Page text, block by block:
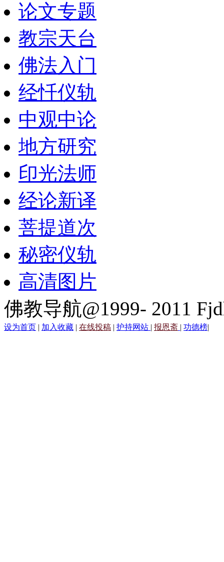
论文专题
教宗天台
佛法入门
经忏仪轨
中观中论
地方研究
印光法师
经论新译
菩提道次
秘密仪轨
高清图片
佛教导航@1999- 2011
设为首页 | 加入收藏 | 在线投稿 | 护持网站 | 报恩斋 | 功德榜|